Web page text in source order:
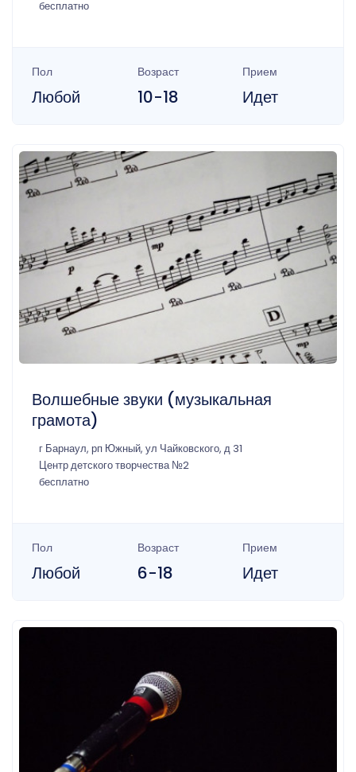
бесплатно
Пол
Любой
Возраст
10-18
Прием
Идет
Волшебные звуки (музыкальная
грамота)
г Барнаул, рп Южный, ул Чайковского, д 31
Центр детского творчества №2
бесплатно
Пол
Любой
Возраст
6-18
Прием
Идет